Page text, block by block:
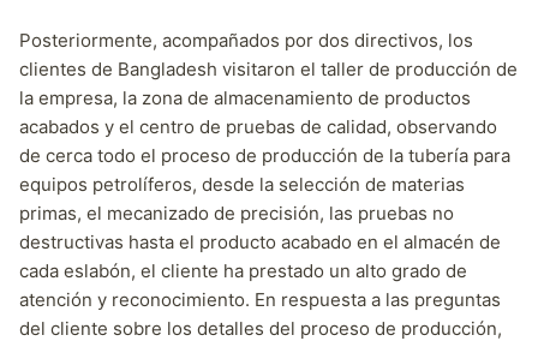
Posteriormente, acompañados por dos directivos, los
clientes de Bangladesh visitaron el taller de producción de
la empresa, la zona de almacenamiento de productos
acabados y el centro de pruebas de calidad, observando
de cerca todo el proceso de producción de la tubería para
equipos petrolíferos, desde la selección de materias
primas, el mecanizado de precisión, las pruebas no
destructivas hasta el producto acabado en el almacén de
cada eslabón, el cliente ha prestado un alto grado de
atención y reconocimiento. En respuesta a las preguntas
del cliente sobre los detalles del proceso de producción,